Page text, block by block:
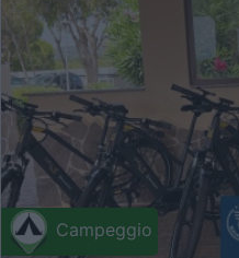
Campeggio